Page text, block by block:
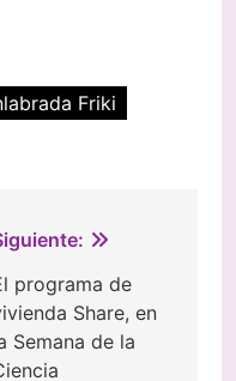
Friki
programa de
Share, en
Semana de la